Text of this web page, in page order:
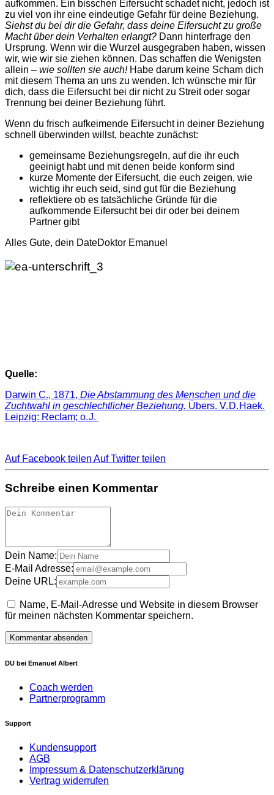
aufkommen. Ein bisschen Eifersucht schadet nicht, jedoch ist
zu viel von ihr eine eindeutige Gefahr für deine Beziehung.
Siehst du bei dir die Gefahr, dass deine Eifersucht zu große
Macht über dein Verhalten erlangt? Dann hinterfrage den
Ursprung. Wenn wir die Wurzel ausgegraben haben, wissen
wir, wie wir sie ziehen können. Das schaffen die Wenigsten
allein – wie sollten sie auch! Habe darum keine Scham dich
mit diesem Thema an uns zu wenden. Ich wünsche mir für
dich, dass die Eifersucht bei dir nicht zu Streit oder sogar
Trennung bei deiner Beziehung führt.
Wenn du frisch aufkeimende Eifersucht in deiner Beziehung
schnell überwinden willst, beachte zunächst:
gemeinsame Beziehungsregeln, auf die ihr euch
geeinigt habt und mit denen beide konform sind
kurze Momente der Eifersucht, die euch zeigen, wie
wichtig ihr euch seid, sind gut für die Beziehung
reflektiere ob es tatsächliche Gründe für die
aufkommende Eifersucht bei dir oder bei deinem
Partner gibt
Alles Gute, dein DateDoktor Emanuel
Quelle:
Darwin C., 1871, Die Abstammung des Menschen und die
Zuchtwahl in geschlechtlicher Beziehung. Übers. V. D. Haek.
Leipzig: Reclam; o. J.
Auf Facebook teilen Auf Twitter teilen
Schreibe einen Kommentar
Dein Name:
E-Mail Adresse:
Deine URL:
Name, E-Mail-Adresse und Website in diesem Browser
für meinen nächsten Kommentar speichern.
DU bei Emanuel Albert
Coach werden
Partnerprogramm
Support
Kundensupport
AGB
Impressum & Datenschutzerklärung
Vertrag widerrufen